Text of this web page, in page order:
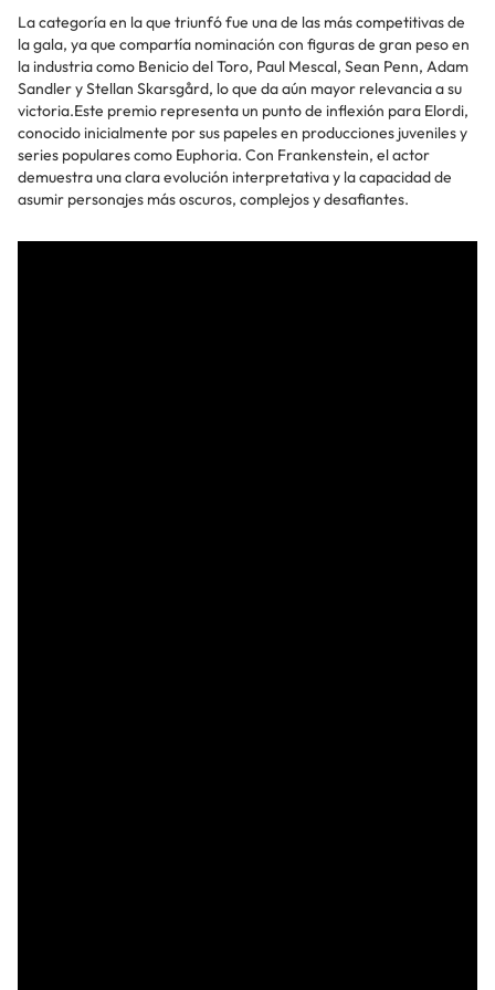
La categoría en la que triunfó fue una de las más competitivas de
la gala, ya que compartía nominación con figuras de gran peso en
la industria como Benicio del Toro, Paul Mescal, Sean Penn, Adam
Sandler y Stellan Skarsgård, lo que da aún mayor relevancia a su
victoria.Este premio representa un punto de inflexión para Elordi,
conocido inicialmente por sus papeles en producciones juveniles y
series populares como Euphoria. Con Frankenstein, el actor
demuestra una clara evolución interpretativa y la capacidad de
asumir personajes más oscuros, complejos y desafiantes.